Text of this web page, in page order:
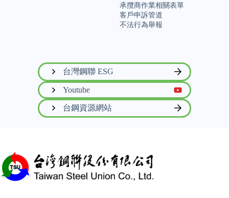
承攬商作業相關表單
客戶申訴管道
不法行為舉報
台灣鋼聯 ESG
Youtube
台鋼資源網站